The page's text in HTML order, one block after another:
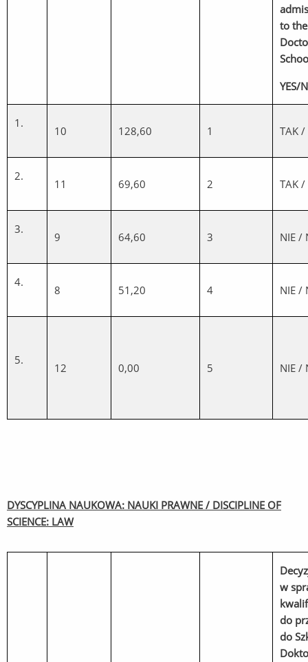
to
YES/
1.
10 128,60 1 TAK /
2.
11 69,60 2 TAK /
3.
9 64,60 3 NIE /
4.
8 51,20 4 NIE /
5.
12 0,00 5 NIE /
DYSCYPLINA NAUKOWA: NAUKI PRAWNE / DISCIPLINE OF
SCIENCE: LAW
w
do
do